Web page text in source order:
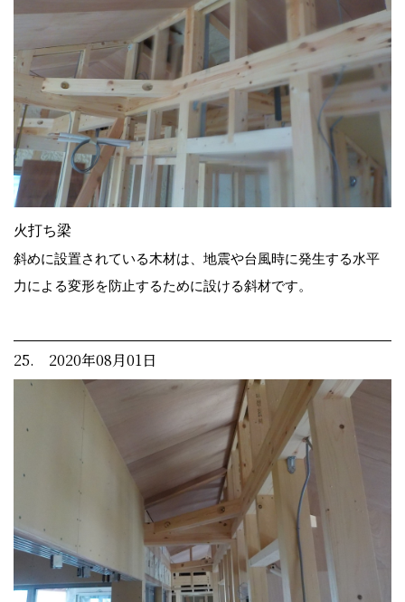
火打ち梁
斜めに設置されている木材は、地震や台風時に発生する水平
力による変形を防止するために設ける斜材です。
25. 2020年08月01日